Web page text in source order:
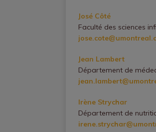
José Côté
Faculté des sciences
Jean Lambert
Département de
Irène Strychar
Département de